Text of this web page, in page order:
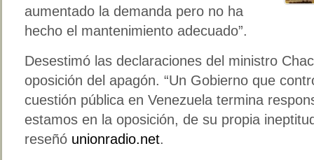
aumentado la demanda pero no ha
hecho el mantenimiento adecuado”.
Desestimó las declaraciones del ministro
oposición del apagón. “Un Gobierno que
cuestión pública en Venezuela termina
estamos en la oposición, de su propia
reseñó unionradio.net.